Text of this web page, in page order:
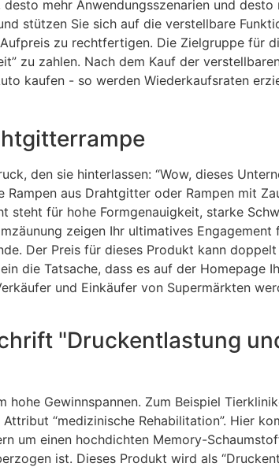
mehr Anwendungsszenarien und desto
stützen Sie sich auf die verstellbare
zu rechtfertigen. Die Zielgruppe für
zu zahlen. Nach dem Kauf der
kaufen - so werden Wiederkaufsraten
den sie hinterlassen: “Wow, dieses
aus Drahtgitter oder Rampen mit
für hohe Formgenauigkeit, starke
zeigen Ihr ultimatives Engagement
Der Preis für dieses Produkt kann
die Tatsache, dass es auf der Homepage
und Einkäufer von Supermärkten
"Druckentlastung
Gewinnspannen. Zum Beispiel
“medizinische Rehabilitation”. Hier
um einen hochdichten Memory-
ist. Dieses Produkt wird als